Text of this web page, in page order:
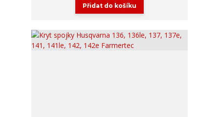
Přidat do košíku